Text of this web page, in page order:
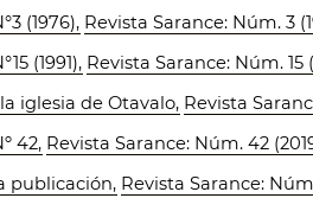
(1976), Revista Sarance: Núm. 3
(1991), Revista Sarance: Núm. 15
iglesia de Otavalo, Revista
42, Revista Sarance: Núm. 42
publicación, Revista Sarance: